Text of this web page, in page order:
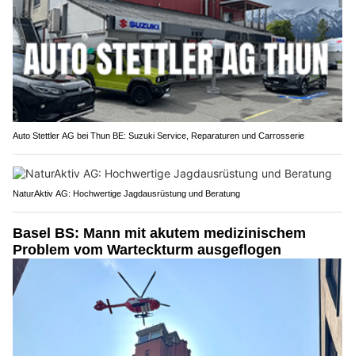
Auto Stettler AG bei Thun BE: Suzuki Service, Reparaturen und Carrosserie
NaturAktiv AG: Hochwertige Jagdausrüstung und Beratung
Basel BS: Mann mit akutem medizinischem
Problem vom Warteckturm ausgeflogen